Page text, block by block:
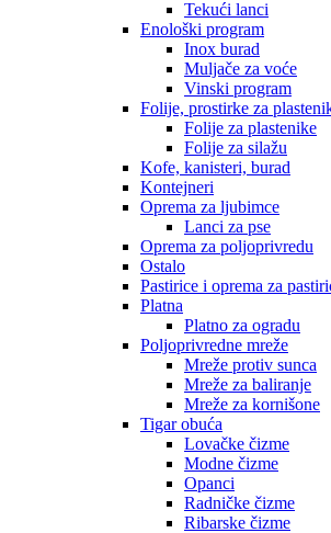
Tekući lanci
Enološki program
Inox burad
Muljače za voće
Vinski program
Folije, prostirke za
Folije za plastenike
Folije za silažu
Kofe, kanisteri, burad
Kontejneri
Oprema za ljubimce
Lanci za pse
Oprema za poljoprivredu
Ostalo
Pastirice i oprema za
Platna
Platno za ogradu
Poljoprivredne mreže
Mreže protiv sunca
Mreže za baliranje
Mreže za kornišone
Tigar obuća
Lovačke čizme
Modne čizme
Opanci
Radničke čizme
Ribarske čizme